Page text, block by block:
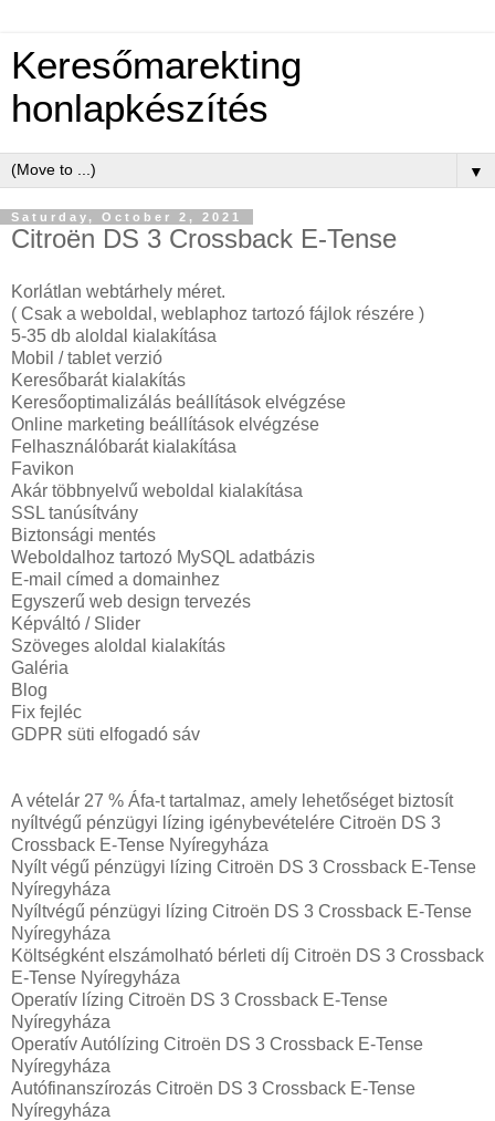
Keresőmarekting
honlapkészítés
▼
Saturday, October 2, 2021
Citroën DS 3 Crossback E-Tense
Korlátlan webtárhely méret.
( Csak a weboldal, weblaphoz tartozó fájlok részére )
5-35 db aloldal kialakítása
Mobil / tablet verzió
Keresőbarát kialakítás
Keresőoptimalizálás beállítások elvégzése
Online marketing beállítások elvégzése
Felhasználóbarát kialakítása
Favikon
Akár többnyelvű weboldal kialakítása
SSL tanúsítvány
Biztonsági mentés
Weboldalhoz tartozó MySQL adatbázis
E-mail címed a domainhez
Egyszerű web design tervezés
Képváltó / Slider
Szöveges aloldal kialakítás
Galéria
Blog
Fix fejléc
GDPR süti elfogadó sáv
A vételár 27 % Áfa-t tartalmaz, amely lehetőséget biztosít
nyíltvégű pénzügyi lízing igénybevételére Citroën DS 3
Crossback E-Tense Nyíregyháza
Nyílt végű pénzügyi lízing Citroën DS 3 Crossback E-Tense
Nyíregyháza
Nyíltvégű pénzügyi lízing Citroën DS 3 Crossback E-Tense
Nyíregyháza
Költségként elszámolható bérleti díj Citroën DS 3 Crossback
E-Tense Nyíregyháza
Operatív lízing Citroën DS 3 Crossback E-Tense
Nyíregyháza
Operatív Autólízing Citroën DS 3 Crossback E-Tense
Nyíregyháza
Autófinanszírozás Citroën DS 3 Crossback E-Tense
Nyíregyháza